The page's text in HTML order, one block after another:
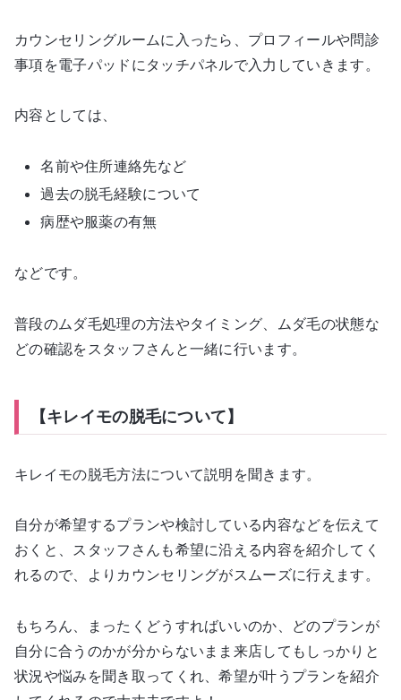
カウンセリングルームに入ったら、プロフィールや問診
事項を電子パッドにタッチパネルで入力していきます。
内容としては、
名前や住所連絡先など
過去の脱毛経験について
病歴や服薬の有無
などです。
普段のムダ毛処理の方法やタイミング、ムダ毛の状態な
どの確認をスタッフさんと一緒に行います。
【キレイモの脱毛について】
キレイモの脱毛方法について説明を聞きます。
自分が希望するプランや検討している内容などを伝えて
おくと、スタッフさんも希望に沿える内容を紹介してく
れるので、よりカウンセリングがスムーズに行えます。
もちろん、まったくどうすればいいのか、どのプランが
自分に合うのかが分からないまま来店してもしっかりと
状況や悩みを聞き取ってくれ、希望が叶うプランを紹介